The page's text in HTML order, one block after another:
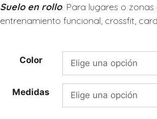
Suelo en rollo. Para lugares o
entrenamiento funcional, crossfit,
Color
Medidas